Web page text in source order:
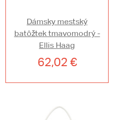
Dámsky mestský
batôžtek tmavomodrý -
Ellis Haag
62,02 €